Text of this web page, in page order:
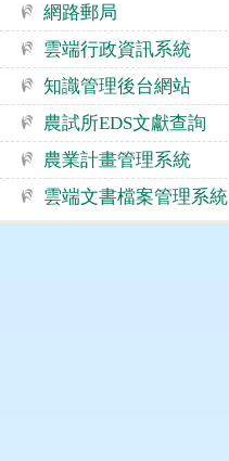
網路郵局
雲端行政資訊系統
知識管理後台網站
農試所EDS文獻查詢
農業計畫管理系統
雲端文書檔案管理系統